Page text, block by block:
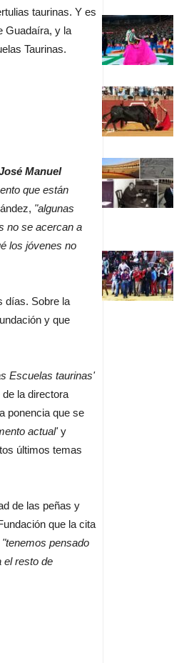
taurinas. Y es
Guadaíra, y la
Taurinas.
Manuel
que están
"algunas
no se acercan a
los jóvenes no
días. Sobre la
y que
Escuelas taurinas'
la directora
ponencia que se
actual'y
últimos temas
de las peñas y
que la cita
"tenemos pensado
el resto de